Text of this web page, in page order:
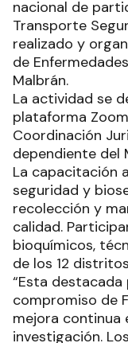
nacional de
Transporte
realizado y
de
Malbrán.
La actividad se
plataforma
Coordinación
dependiente del
La capacitación
seguridad y
recolección y
calidad.
bioquímicos,
de los 12
“Esta
compromiso de
mejora continua
investigación.